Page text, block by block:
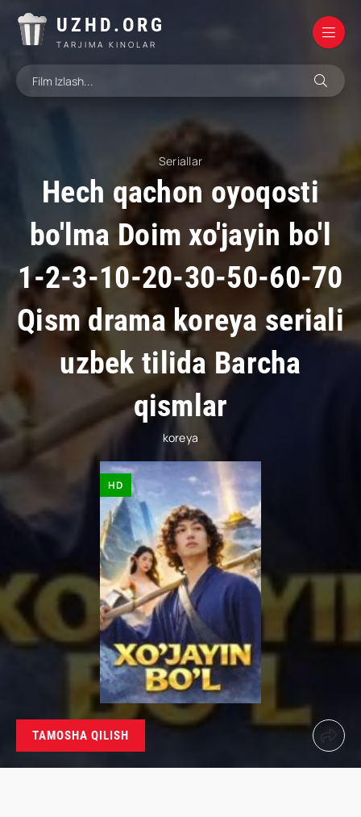
UZHD.ORG
TARJIMA KINOLAR
Seriallar
Hech qachon oyoqosti
bo'lma Doim xo'jayin bo'l
1-2-3-10-20-30-50-60-70
Qism drama koreya seriali
uzbek tilida Barcha
qismlar
koreya
HD
TAMOSHA QILISH